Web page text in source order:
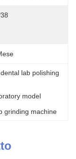
lab polishing
model
grinding machine